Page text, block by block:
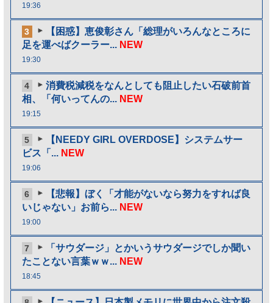
19:36
3
【困惑】恵俊彰さん「総理がいろんなところに
足を運べばクーラー... NEW
19:30
4
消費税減税をなんとしても阻止したい石破前首
相、「何いってんの... NEW
19:15
5
【NEEDY GIRL OVERDOSE】システムサー
ビス「... NEW
19:06
6
【悲報】ぼく「才能がないなら努力をすれば良
いじゃない」お前ら... NEW
19:00
7
「サウダージ」とかいうサウダージでしか聞い
たことない言葉ｗｗ... NEW
18:45